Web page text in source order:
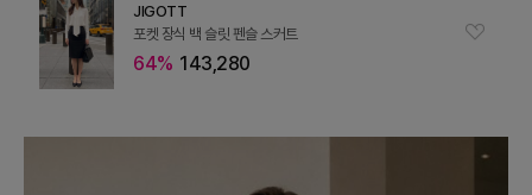
JIGOTT
포켓 장식 백 슬릿 펜슬 스커트
64% 143,280